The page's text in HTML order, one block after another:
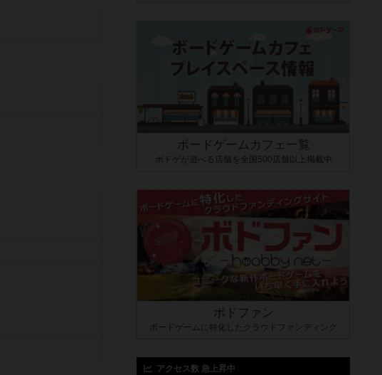
ボードゲームカフェ一覧
ボドゲが遊べる店舗を全国500店舗以上掲載中
ボドファン
ボードゲームに特化したクラウドファンディング
アクセス数 急上昇中